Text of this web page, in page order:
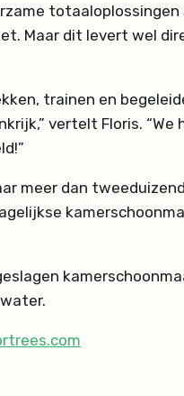
Maar dit levert wel
trainen en
vertelt Floris.
meer dan